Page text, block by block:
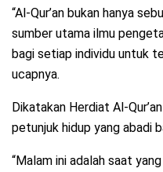
“Al-Qur’an bukan hanya
sumber utama ilmu
bagi setiap individu untuk
ucapnya.
Dikatakan Herdiat Al-
petunjuk hidup yang abadi
“Malam ini adalah saat